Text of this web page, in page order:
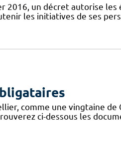
2016, un décret autorise
les initiatives de ses
comme une vingtaine
ci-dessous les